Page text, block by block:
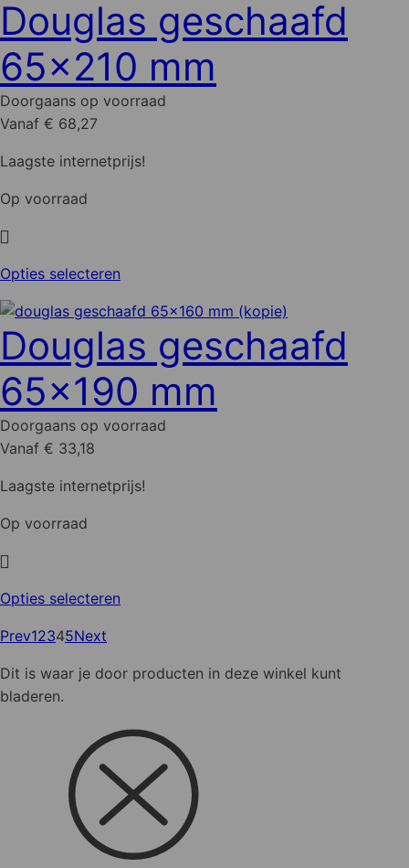
Douglas geschaafd
65x210 mm
Doorgaans op voorraad
Vanaf € 68,27
Laagste internetprijs!
Op voorraad
Opties selecteren
heeft
meerdere
variaties.
Deze
optie
kan
worden
Douglas geschaafd
65x190 mm
Doorgaans op voorraad
Vanaf € 33,18
Laagste internetprijs!
Op voorraad
Opties selecteren
meerdere
optie
gekozen
worden
de
Prev12345Next
Dit is waar je door producten in deze winkel kunt
bladeren.